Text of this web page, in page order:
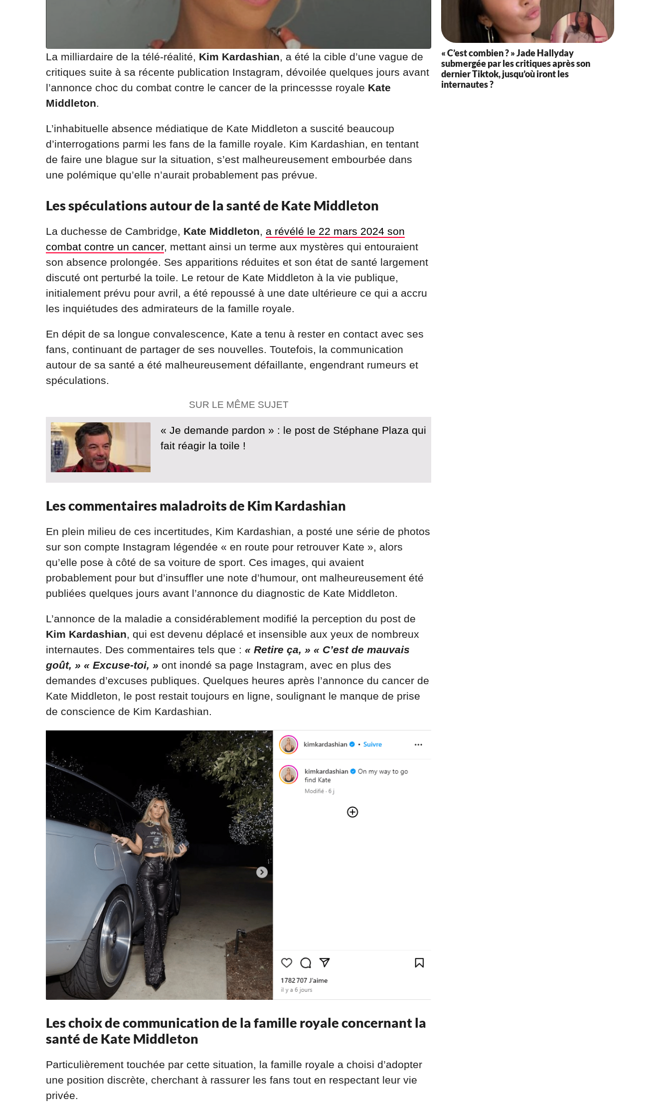
La milliardaire de la télé-réalité, Kim Kardashian, a été la cible d’une vague de
critiques suite à sa récente publication Instagram, dévoilée quelques jours avant
l’annonce choc du combat contre le cancer de la princessse royale Kate
Middleton.
L’inhabituelle absence médiatique de Kate Middleton a suscité beaucoup
d’interrogations parmi les fans de la famille royale. Kim Kardashian, en tentant
de faire une blague sur la situation, s’est malheureusement embourbée dans
une polémique qu’elle n’aurait probablement pas prévue.
Les spéculations autour de la santé de Kate Middleton
La duchesse de Cambridge, Kate Middleton, a révélé le 22 mars 2024 son
combat contre un cancer, mettant ainsi un terme aux mystères qui entouraient
son absence prolongée. Ses apparitions réduites et son état de santé largement
discuté ont perturbé la toile. Le retour de Kate Middleton à la vie publique,
initialement prévu pour avril, a été repoussé à une date ultérieure ce qui a accru
les inquiétudes des admirateurs de la famille royale.
En dépit de sa longue convalescence, Kate a tenu à rester en contact avec ses
fans, continuant de partager de ses nouvelles. Toutefois, la communication
autour de sa santé a été malheureusement défaillante, engendrant rumeurs et
spéculations.
SUR LE MÊME SUJET
« Je demande pardon » : le post de Stéphane Plaza qui
fait réagir la toile !
Les commentaires maladroits de Kim Kardashian
En plein milieu de ces incertitudes, Kim Kardashian, a posté une série de photos
sur son compte Instagram légendée « en route pour retrouver Kate », alors
qu’elle pose à côté de sa voiture de sport. Ces images, qui avaient
probablement pour but d’insuffler une note d’humour, ont malheureusement été
publiées quelques jours avant l’annonce du diagnostic de Kate Middleton.
L’annonce de la maladie a considérablement modifié la perception du post de
Kim Kardashian, qui est devenu déplacé et insensible aux yeux de nombreux
internautes. Des commentaires tels que : « Retire ça, » « C’est de mauvais
goût, » « Excuse-toi, » ont inondé sa page Instagram, avec en plus des
demandes d’excuses publiques. Quelques heures après l’annonce du cancer de
Kate Middleton, le post restait toujours en ligne, soulignant le manque de prise
de conscience de Kim Kardashian.
Les choix de communication de la famille royale concernant la
santé de Kate Middleton
Particulièrement touchée par cette situation, la famille royale a choisi d’adopter
une position discrète, cherchant à rassurer les fans tout en respectant leur vie
privée.
« C’est combien ? » Jade Hallyday
submergée par les critiques après son
dernier Tiktok, jusqu’où iront les
internautes ?